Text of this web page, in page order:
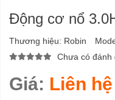
Động cơ nổ
Thương hiệu: Robin
Chưa có đánh
Giá: Liên hệ